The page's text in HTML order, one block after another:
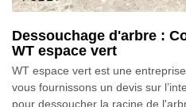
Dessouchage d'arbre :
WT espace vert
WT espace vert est une
vous fournissons un devis sur
pour dessoucher la racine de